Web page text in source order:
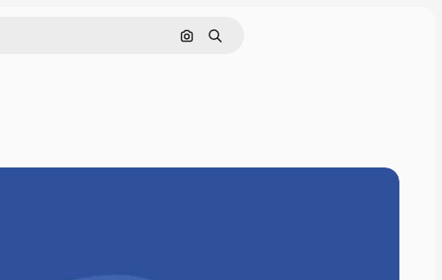
Nach Bild suchen
Suchen